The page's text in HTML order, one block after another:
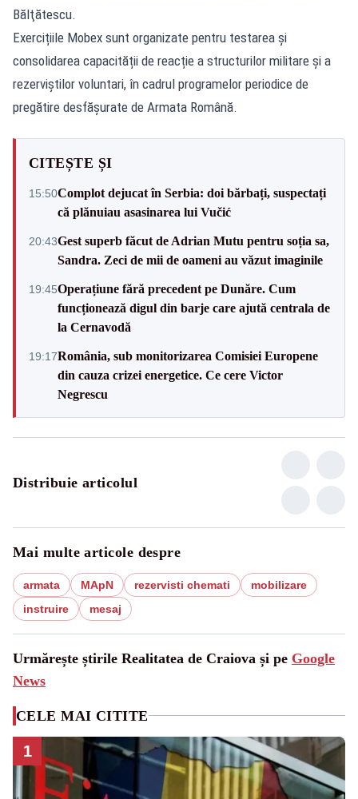
Bălţătescu.
Exercițiile Mobex sunt organizate pentru testarea și
consolidarea capacității de reacție a structurilor militare și a
rezerviștilor voluntari, în cadrul programelor periodice de
pregătire desfășurate de Armata Română.
CITEȘTE ȘI
15:50Complot dejucat în Serbia: doi bărbați, suspectați
că plănuiau asasinarea lui Vučić
20:43Gest superb făcut de Adrian Mutu pentru soția sa,
Sandra. Zeci de mii de oameni au văzut imaginile
19:45Operațiune fără precedent pe Dunăre. Cum
funcționează digul din barje care ajută centrala de
la Cernavodă
19:17România, sub monitorizarea Comisiei Europene
din cauza crizei energetice. Ce cere Victor
Negrescu
Distribuie articolul
Mai multe articole despre
armata MApN rezervisti chemati
mobilizare
instruire
mesaj
Urmărește știrile Realitatea de Craiova și pe Google
News
CELE MAI CITITE
1